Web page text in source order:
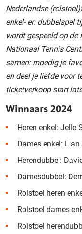
Nederlandse
enkel- en dubbelspel
wordt gespeeld op de
Nationaal Tennis
samen: moedig je
en deel je liefde voor
ticketverkoop start
Winnaars 2024
Heren enkel: Jelle
Dames enkel: Lian
Herendubbel:
Damesdubbel:
Rolstoel heren
Rolstoel dames
Rolstoel